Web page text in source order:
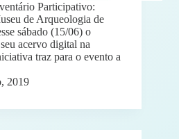
Participativo:
de Arqueologia de
sábado (15/06) o
acervo digital na
traz para o evento a
2019